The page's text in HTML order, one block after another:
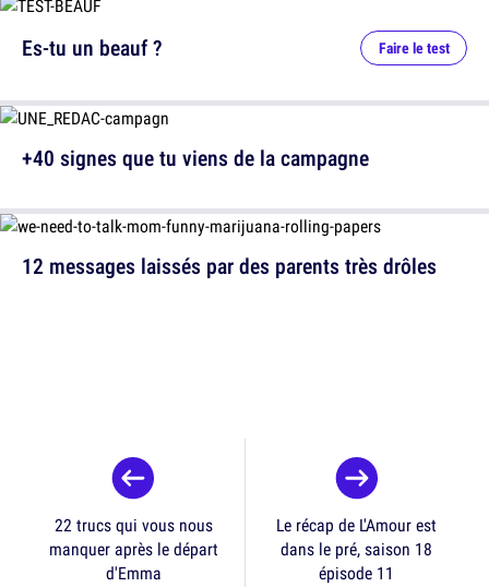
12 messages laissés par des parents très drôles
Es-tu un beauf ? Faire le test
+40 signes que tu viens de la campagne
22 trucs qui vous nous
manquer après le départ
d'Emma
Le récap de L'Amour est
dans le pré, saison 18
épisode 11